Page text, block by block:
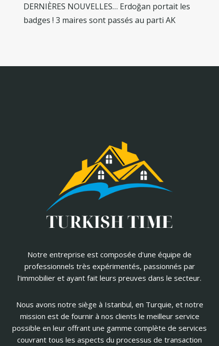
DERNIÈRES NOUVELLES… Erdoğan portait les
badges ! 3 maires sont passés au parti AK
Notre entreprise est composée d'une équipe de
professionnels très expérimentés, passionnés par
l'immobilier et ayant fait leurs preuves dans le secteur.
Nous avons notre siège à Istanbul, en Turquie, et notre
mission est de fournir à nos clients le meilleur service
possible en leur offrant une gamme complète de services
couvrant tous les aspects du processus de transaction